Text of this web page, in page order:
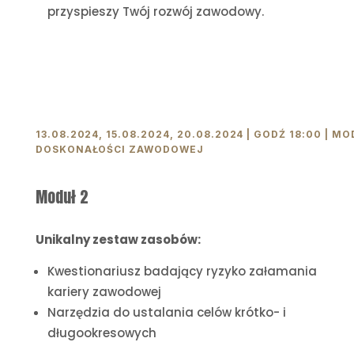
przyspieszy Twój rozwój zawodowy.
13.08.2024, 15.08.2024, 20.08.2024 | GODŹ 18:00 |
DOSKONAŁOŚCI ZAWODOWEJ
Moduł 2
Unikalny zestaw zasobów:
Kwestionariusz badający ryzyko załamania
kariery zawodowej
Narzędzia do ustalania celów krótko- i
długookresowych